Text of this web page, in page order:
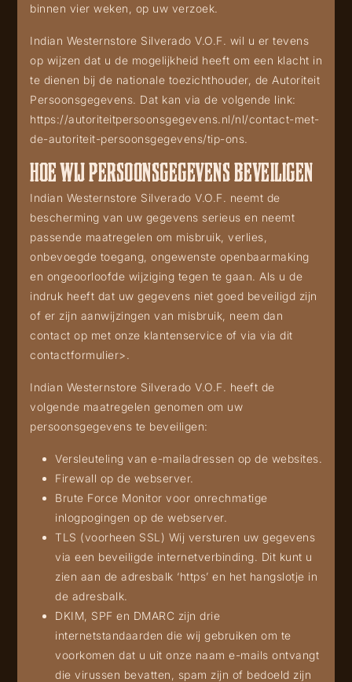
binnen vier weken, op uw verzoek.
Indian Westernstore Silverado V.O.F. wil u er tevens
op wijzen dat u de mogelijkheid heeft om een klacht in
te dienen bij de nationale toezichthouder, de Autoriteit
Persoonsgegevens. Dat kan via de volgende link:
https://autoriteitpersoonsgegevens.nl/nl/contact-met-
de-autoriteit-persoonsgegevens/tip-ons.
HOE WIJ PERSOONSGEGEVENS BEVEILIGEN
Indian Westernstore Silverado V.O.F. neemt de
bescherming van uw gegevens serieus en neemt
passende maatregelen om misbruik, verlies,
onbevoegde toegang, ongewenste openbaarmaking
en ongeoorloofde wijziging tegen te gaan. Als u de
indruk heeft dat uw gegevens niet goed beveiligd zijn
of er zijn aanwijzingen van misbruik, neem dan
contact op met onze klantenservice of via via dit
contactformulier>.
Indian Westernstore Silverado V.O.F. heeft de
volgende maatregelen genomen om uw
persoonsgegevens te beveiligen:
Versleuteling van e-mailadressen op de websites.
Firewall op de webserver.
Brute Force Monitor voor onrechmatige
inlogpogingen op de webserver.
TLS (voorheen SSL) Wij versturen uw gegevens
via een beveiligde internetverbinding. Dit kunt u
zien aan de adresbalk ‘https’ en het hangslotje in
de adresbalk.
DKIM, SPF en DMARC zijn drie
internetstandaarden die wij gebruiken om te
voorkomen dat u uit onze naam e-mails ontvangt
die virussen bevatten, spam zijn of bedoeld zijn